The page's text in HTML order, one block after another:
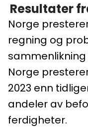
Resultater
Norge
regning og
Norge
2023 enn
andeler av
ferdigheter.